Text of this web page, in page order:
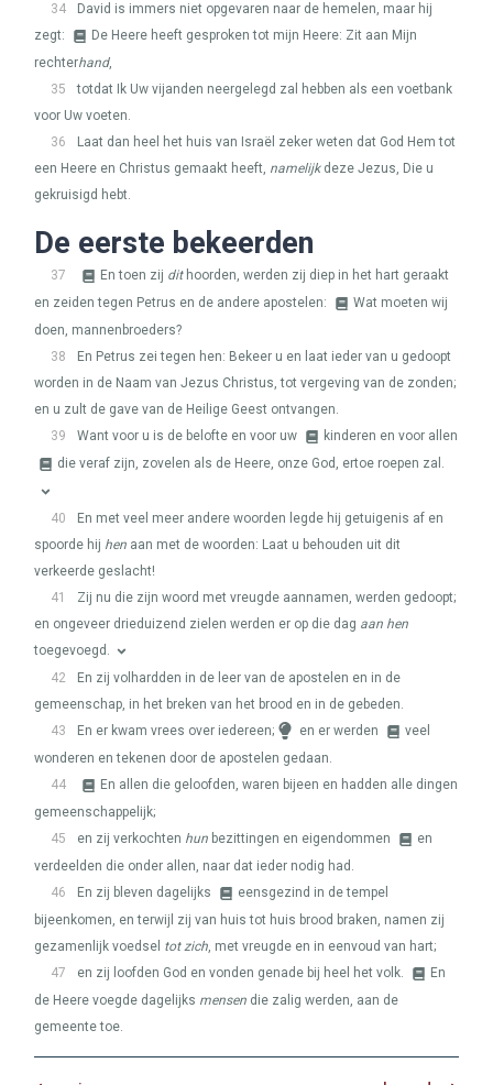
34
David is immers niet opgevaren naar de hemelen, maar hij
zegt:
De Heere heeft gesproken tot mijn Heere: Zit aan Mijn
rechterhand,
35
totdat Ik Uw vijanden neergelegd zal hebben als een voetbank
voor Uw voeten.
36
Laat dan heel het huis van Israël zeker weten dat God Hem tot
een Heere en Christus gemaakt heeft, namelijkdeze Jezus, Die u
gekruisigd hebt.
De eerste bekeerden
37 En toen zij dithoorden, werden zij diep in het hart geraakt
en zeiden tegen Petrus en de andere apostelen:
Wat moeten wij
doen, mannenbroeders?
38
En Petrus zei tegen hen: Bekeer u en laat ieder van u gedoopt
worden in de Naam van Jezus Christus, tot vergeving van de zonden;
en u zult de gave van de Heilige Geest ontvangen.
39
Want voor u is de belofte en voor uw
kinderen en voor allen
die veraf zijn, zovelen als de Heere, onze God, ertoe roepen zal.
40
En met veel meer andere woorden legde hij getuigenis af en
spoorde hij hen aan met de woorden: Laat u behouden uit dit
verkeerde geslacht!
41
Zij nu die zijn woord met vreugde aannamen, werden gedoopt;
en ongeveer drieduizend zielen werden er op die dag aan hen
toegevoegd.
42
En zij volhardden in de leer van de apostelen en in de
gemeenschap, in het breken van het brood en in de gebeden.
43
En er kwam vrees over iedereen; en er werden
veel
wonderen en tekenen door de apostelen gedaan.
44
En allen die geloofden, waren bijeen en hadden alle dingen
gemeenschappelijk;
45
en zij verkochten hun bezittingen en eigendommen
en
verdeelden die onder allen, naar dat ieder nodig had.
46
En zij bleven dagelijks
eensgezind in de tempel
bijeenkomen, en terwijl zij van huis tot huis brood braken, namen zij
gezamenlijk voedsel tot zich, met vreugde en in eenvoud van hart;
47
en zij loofden God en vonden genade bij heel het volk.
En
de Heere voegde dagelijks mensen die zalig werden, aan de
gemeente toe.